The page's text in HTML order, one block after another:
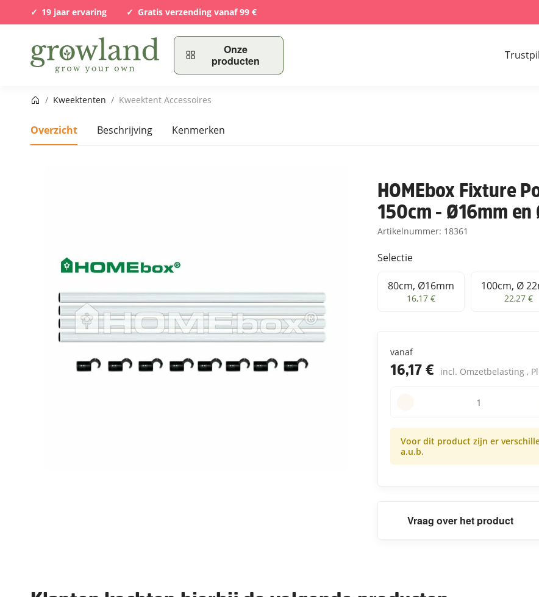
19 jaar ervaring Gratis verzending vanaf 99 €
Onze
producten
Startpagina
/ Kweektenten / Kweektent Accessoires
Overzicht Beschrijving Kenmerken
HOMEbox Fixture
150cm - Ø16mm en
Artikelnummer: 18361
Selectie
80cm, Ø16mm
80cm, Ø16mm
16,17 €
100cm, Ø
100cm,
22,27 €
vanaf
16,17 € incl. Omzetbelasting ,
Voor dit product zijn er
a.u.b.
Vraag over het product